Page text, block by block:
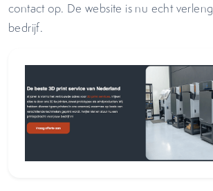
contact op. De website is nu echt
bedrijf.